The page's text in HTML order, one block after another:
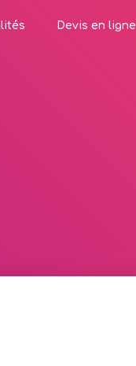
Devis en ligne